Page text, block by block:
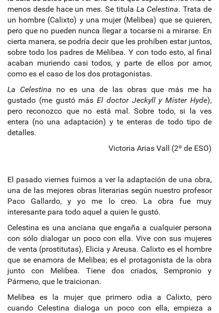
menos desde hace un mes. Se titula La Celestina. Trata de
un hombre (Calixto) y una mujer (Melibea) que se quieren,
pero que no pueden nunca llegar a tocarse ni a mirarse. En
cierta manera, se podría decir que les prohíben estar juntos,
sobre todo los padres de Melibea. Y con todo esto, al final
acaban muriendo casi todos, y parte de ellos por amor,
como es el caso de los dos protagonistas.
La Celestina no es una de las obras que más me ha
gustado (me gustó másEl doctor Jeckyll y Míster Hyde),
pero reconozco que no está mal. Sobre todo, si la ves
entera (no una adaptación) y te enteras de todo tipo de
detalles.
Victoria Arias Vall (2º de ESO)
El pasado viernes fuimos a ver la adaptación de una obra,
una de las mejores obras literarias según nuestro profesor
Paco Gallardo, y yo me lo creo. La obra fue muy
interesante para todo aquel a quien le gustó.
Celestina es una anciana que engaña a cualquier persona
con sólo dialogar un poco con ella. Vive con sus mujeres
de venta (prostitutas), Elicia y Areusa. Calixto es el hombre
que se enamora de Melibea; es el protagonista de la obra
junto con Melibea. Tiene dos criados, Sempronio y
Pármeno, que le traicionan.
Melibea es la mujer que primero odia a Calixto, pero
cuando Celestina dialoga un poco con ella, empieza a